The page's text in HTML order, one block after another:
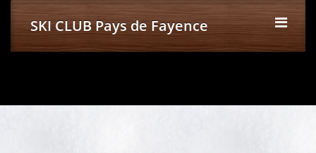
SKI CLUB Pays de Fayence